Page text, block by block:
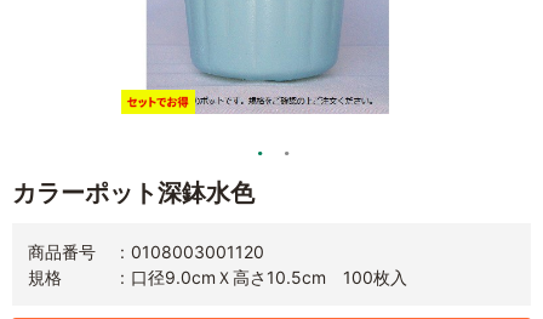
カラーポット深鉢水色
商品番号
0108003001120
規格
口径9.0cmＸ高さ10.5cm 100枚入